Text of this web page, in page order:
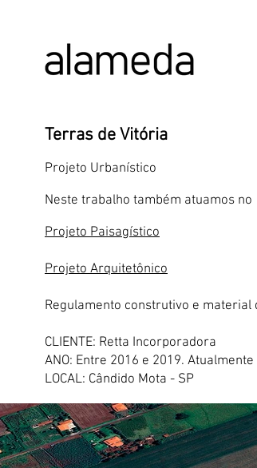
Terras de Vitória
Projeto Urbanístico
Neste trabalho também atuamos no
Projeto Paisagístico
Projeto Arquitetônico
Regulamento construtivo e material
CLIENTE: Retta Incorporadora
ANO: Entre 2016 e 2019.
LOCAL: Cândido Mota - SP